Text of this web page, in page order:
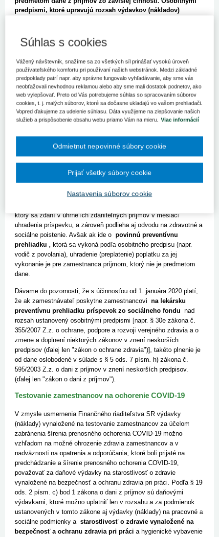
predpismi, ktoré upravujú rozsah výdavkov (nákladov)
neskorších predpisov (ďalej len "ZP"), zákon č. 124/2006 Z.z.
o bezpečnosti a ochrane zdravia pri práci a o zmene a
(ďalej len "zákon o BOZP"), zákon č. 577/2004 Z.z. o rozsahu
zdravotnej starostlivosti uhrádzanej na základe verejného
zdravotného poistenia a o úhradách za služby súvisiace s
poskytovaním zdravotnej starostlivosti (v znení zákona č.
720/2004 Z.z.) v znení neskorších predpisov.
Ak zamestnávateľ poskytne ale­bo preplatí príspevok za vykonanie
preventívnej prehliadky pre zamestnancovdobrovoľne
o preventívne prehliadky vybranému okruhu zamestnancov
rizikových pracoviskách v záujme predchádzania vzniku chorôb z
osobitných predpisov, takáto úhrada zamestnávateľa sa u
ktorý sa zdaní v úhrne ich zdaniteľných príjmov v mesiaci
uhradenia príspevku, a zároveň podlieha aj odvodu na zdravotné a
sociálne poistenie. Avšak ak ide o povinnú preventívnu
prehliadku , ktorá sa vykoná podľa osobitného predpisu (napr.
vodič z povolania), uhradenie (preplatenie) poplatku za jej
vykonanie je pre zamestnanca príjmom, ktorý nie je predmetom
dane.
Dávame do pozornosti, že s účinnosťou od 1. januára 2020 platí,
že ak zamestnávateľ poskytne zamestnancovi na lekársku
preventívnu prehliadku príspevok zo sociálneho fondu nad
rozsah ustanovený osobitnými predpismi [napr. § 30e zákona č.
355/2007 Z.z. o ochrane, podpore a rozvoji verejného zdravia a o
zmene a doplnení niektorých zákonov v znení neskorších
predpisov (ďalej len "zákon o ochrane zdravia")], takéto plnenie je
od dane oslobodené v súlade s § 5 ods. 7 písm. h) zákona č.
595/2003 Z.z. o dani z príjmov v znení neskorších predpisov.
(ďalej len "zákon o dani z príjmov").
Testovanie zamestnancov na ochorenie COVID-19
V zmysle usmernenia Finančného riaditeľstva SR výdavky
(náklady) vynaložené na testovanie zamestnancov za účelom
zabránenia šírenia prenosného ochorenia COVID-19 možno
vzhľadom na možné ohrozenie zdravia zamestnancov a v
nadväznosti na opatrenia a odporúčania, ktoré boli prijaté na
predchádzanie a šírenie prenosného ochorenia COVID-19,
považovať za daňové výdavky na starostlivosť o zdravie
vynaložené na bezpečnosť a ochranu zdravia pri práci. Podľa § 19
ods. 2 písm. c) bod 1 zákona o dani z príjmov sú daňovými
výdavkami, ktoré možno uplatniť len v rozsahu a za podmienok
ustanovených v tomto zákone aj výdavky (náklady) na pracovné a
sociálne podmienky a starostlivosť o zdravie vynaložené na
bezpečnosť a ochranu zdravia pri práci a hygienické vybavenie
Súhlas s cookies
Vážený návštevník, snažíme sa zo všetkých síl prinášať vysokú úroveň
používateľského komfortu pri používaní našich webstránok. Medzi základné
predpoklady patrí napr. aby správne fungovalo vyhľadávanie, aby sme vás
neobťažovali nevhodnou reklamou alebo aby sme mali dostatok podnetov, ako
web vylepšovať. Preto od Vás potrebujeme súhlas so spracovaním súborov
cookies, t. j. malých súborov, ktoré sa dočasne ukladajú vo vašom prehliadači.
Vopred ďakujeme za udelenie súhlasu. Dáta využijeme na zlepšovanie našich
služieb a prispôsobenie obsahu webu priamo Vám na mieru.
Viac informácií
Nastavenia súborov cookie
Odmietnut nepovinné súbory cookie
Prijať všetky súbory cookie